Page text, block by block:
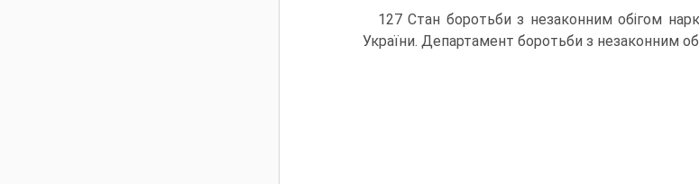
127 Стан боротьби з незаконним обігом
України. Департамент боротьби з незаконним